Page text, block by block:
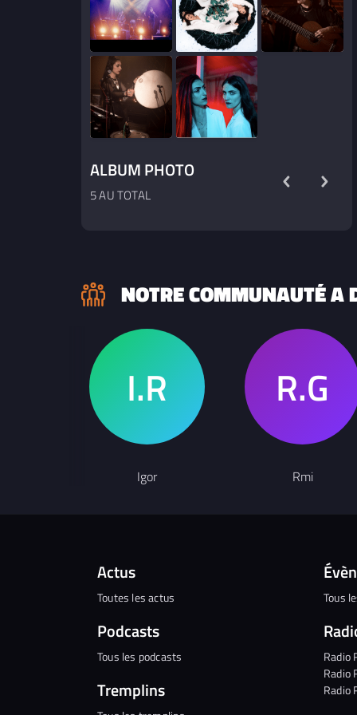
ALBUM PHOTO
5 AU TOTAL
NOTRE COMMUNAUTÉ A
Igor Rmi
Actus
Toutes les actus
Podcasts
Tous les podcasts
Tremplins
Tous
Radio
Radio
Radio